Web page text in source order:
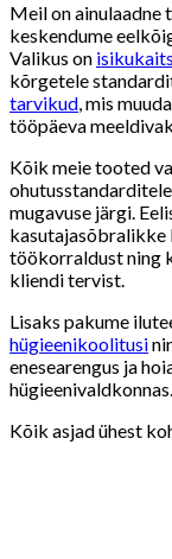
Meil on ainulaadne
keskendume
Valikus on
kõrgetele
tarvikud, mis
tööpäeva
Kõik meie tooted
mugavuse järgi.
kasutajasõbralikke
töökorraldust ning
kliendi tervist.
Lisaks pakume
hügieenikoolitusi
enesearengus ja
hügieenivaldkonnas.
Kõik asjad ühest